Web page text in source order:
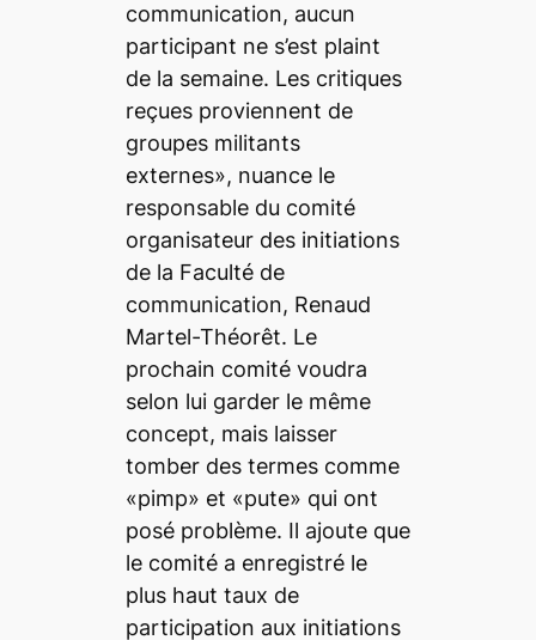
communication, aucun
participant ne s’est plaint
de la semaine. Les critiques
reçues proviennent de
groupes militants
externes», nuance le
responsable du comité
organisateur des initiations
de la Faculté de
communication, Renaud
Martel-Théorêt. Le
prochain comité voudra
selon lui garder le même
concept, mais laisser
tomber des termes comme
«pimp» et «pute» qui ont
posé problème. Il ajoute que
le comité a enregistré le
plus haut taux de
participation aux initiations